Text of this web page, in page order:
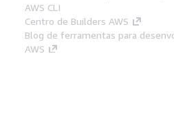
AWS CLI
Centro de Builders AWS
Blog de ferramentas para
AWS